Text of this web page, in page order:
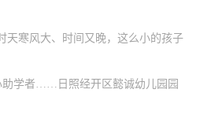
天寒风大、时间又晚，这么小的孩子
助学者……日照经开区懿诚幼儿园园